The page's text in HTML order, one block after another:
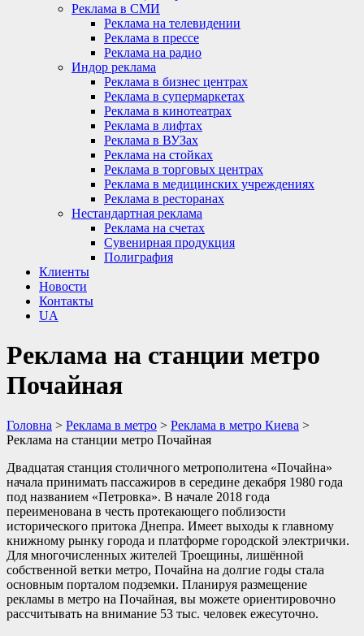
Реклама в СМИ
Реклама на телевидении
Реклама в прессе
Реклама на радио
Индор реклама
Реклама в бизнес центрах
Реклама в супермаркетах
Реклама в кинотеатрах
Реклама в лифтах
Реклама в ВУЗах
Реклама на стойках
Реклама в торговых центрах
Реклама в медицинских учреждениях
Реклама в ресторанах
Нестандартная реклама
Реклама на счетах
Сувенирная продукция
Полиграфия
Клиенты
Новости
Контакты
UA
Реклама на станции метро
Почайная
Головна > Реклама в метро > Реклама в метро Киева >
Реклама на станции метро Почайная
Двадцатая станция столичного метрополитена «Почайна»
начала принимать пассажиров в середине декабря 1980 года
под названием «Петровка». В начале 2018 года
переименована в честь протекающего поблизости
исторического притока Днепра. Имеет выходы к главному
книжному рынку города и платформе городской электрички.
Для многочисленных жителей Троещины, лишённой
собственной ветки метро, Почайна на долгие годы стала
основным порталом подземки. Планируя размещение
рекламы в метро на Почайная, вы можете ориентировочно
рассчитывать на внимание 53 тыс. человек ежесуточно.